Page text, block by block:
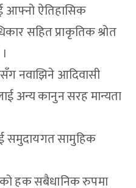
ऐतिहासिक
सहित प्राकृतिक श्रोत
नवाझिने आदिवासी
अन्य कानुन सरह मान्यता
समुदायगत सामुहिक
हक सबैधानिक रुपमा